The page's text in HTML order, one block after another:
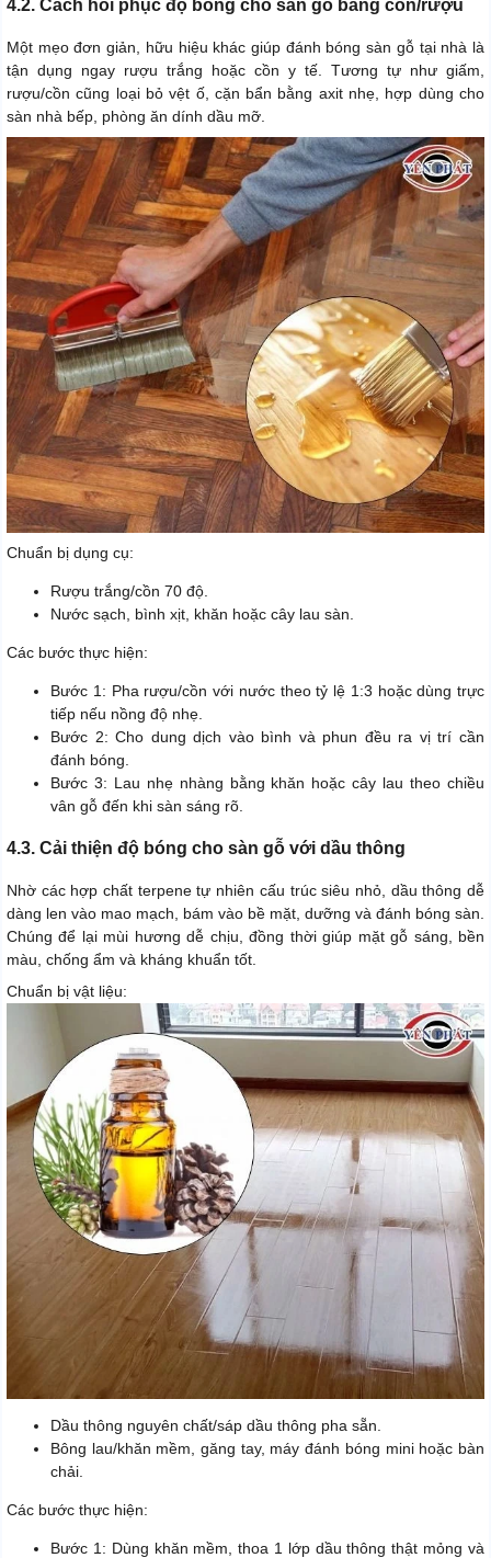
4.2. Cách hồi phục độ bóng cho sàn gỗ bằng cồn/rượu
Một mẹo đơn giản, hữu hiệu khác giúp đánh bóng sàn gỗ tại nhà là
tận dụng ngay rượu trắng hoặc cồn y tế. Tương tự như giấm,
rượu/cồn cũng loại bỏ vệt ố, cặn bẩn bằng axit nhẹ, hợp dùng cho
sàn nhà bếp, phòng ăn dính dầu mỡ.
Chuẩn bị dụng cụ:
Rượu trắng/cồn 70 độ.
Nước sạch, bình xịt, khăn hoặc cây lau sàn.
Các bước thực hiện:
Bước 1: Pha rượu/cồn với nước theo tỷ lệ 1:3 hoặc dùng trực
tiếp nếu nồng độ nhẹ.
Bước 2: Cho dung dịch vào bình và phun đều ra vị trí cần
đánh bóng.
Bước 3: Lau nhẹ nhàng bằng khăn hoặc cây lau theo chiều
vân gỗ đến khi sàn sáng rõ.
4.3. Cải thiện độ bóng cho sàn gỗ với dầu thông
Nhờ các hợp chất terpene tự nhiên cấu trúc siêu nhỏ, dầu thông dễ
dàng len vào mao mạch, bám vào bề mặt, dưỡng và đánh bóng sàn.
Chúng để lại mùi hương dễ chịu, đồng thời giúp mặt gỗ sáng, bền
màu, chống ẩm và kháng khuẩn tốt.
Chuẩn bị vật liệu:
Dầu thông nguyên chất/sáp dầu thông pha sẵn.
Bông lau/khăn mềm, găng tay, máy đánh bóng mini hoặc bàn
chải.
Các bước thực hiện:
Bước 1: Dùng khăn mềm, thoa 1 lớp dầu thông thật mỏng và